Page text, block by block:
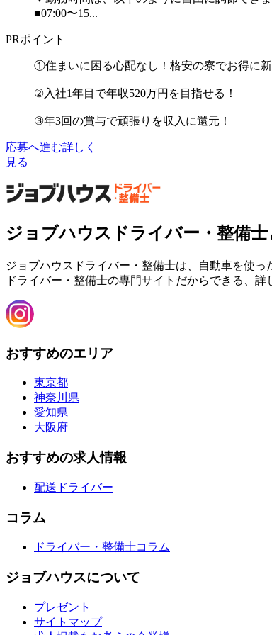
■07:00〜15...
PRポイント
①住まいに困る心配なし！格安の寮でお得に新
②入社1年目で年収520万円を目指せる！
③年3回の賞与で頑張りを収入に還元！
応募へ進む詳しく
見る
ジョブハウスドライバー・整備士
ジョブハウスドライバー・整備士は、自動車を使
ドライバー・整備士の専門サイトだからできる、
おすすめのエリア
東京都
神奈川県
愛知県
大阪府
おすすめの求人情報
配送ドライバー
コラム
ドライバー・整備士コラム
ジョブハウスについて
プレゼント
サイトマップ